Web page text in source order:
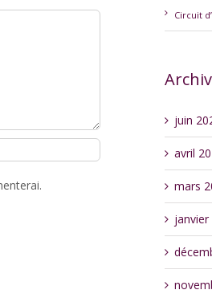
Circuit
juin
avril
mars
janvier